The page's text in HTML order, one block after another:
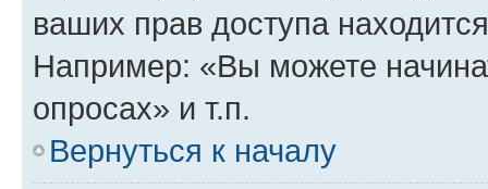
ваших прав доступа
Например: «Вы можете
опросах» и т.п.
Вернуться к началу